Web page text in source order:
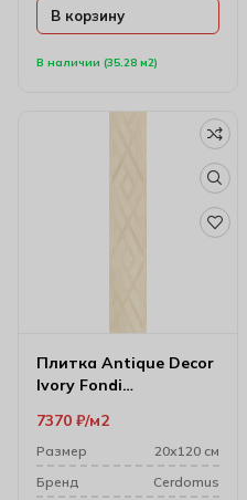
В наличии (35.28 м2)
В корзину
Плитка Antique Decor
Ivory Fondi
20х120 см
7370 ₽ м2
Размер
20х120 см
Бренд
Cerdomus